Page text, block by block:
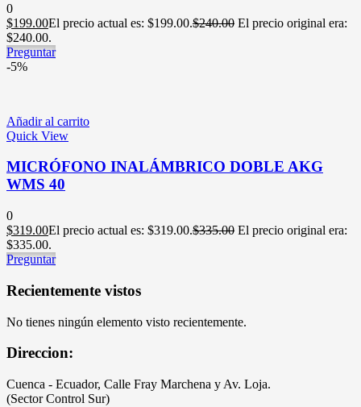
0
$199.00El precio actual es: $199.00.$240.00 El precio original era:
$240.00.
Preguntar
-5%
Añadir al carrito
Quick View
MICRÓFONO INALÁMBRICO DOBLE AKG
WMS 40
0
$319.00El precio actual es: $319.00.$335.00 El precio original era:
$335.00.
Preguntar
Recientemente vistos
No tienes ningún elemento visto recientemente.
Direccion:
Cuenca - Ecuador, Calle Fray Marchena y Av. Loja.
(Sector Control Sur)